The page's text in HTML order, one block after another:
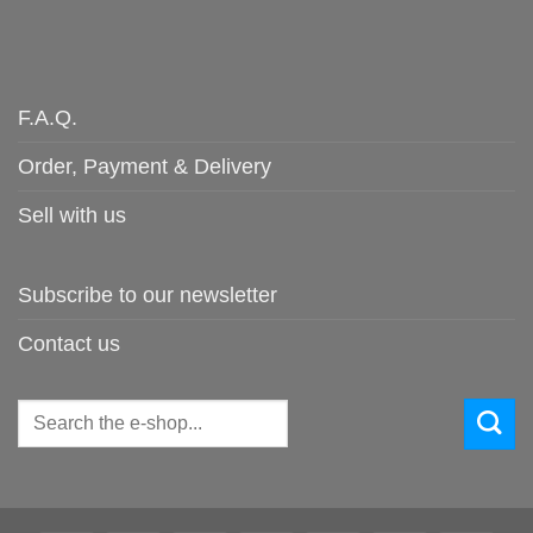
F.A.Q.
Order, Payment & Delivery
Sell with us
Subscribe to our newsletter
Contact us
Search
for: